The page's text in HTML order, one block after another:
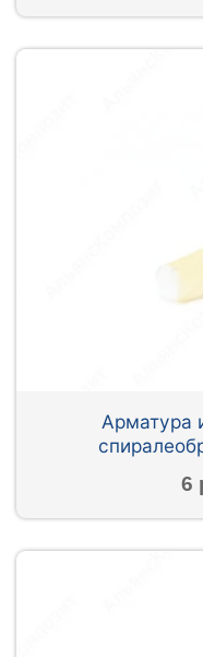
Арматура
6